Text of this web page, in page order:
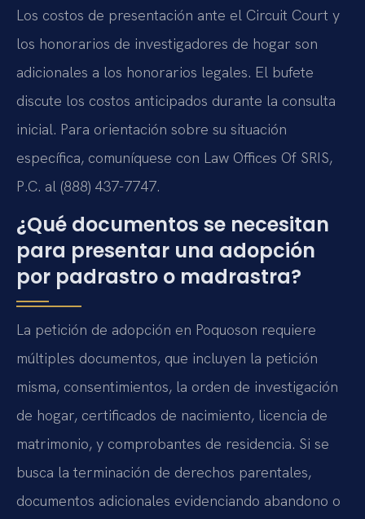
Los costos de presentación ante el Circuit Court y
los honorarios de investigadores de hogar son
adicionales a los honorarios legales. El bufete
discute los costos anticipados durante la consulta
inicial. Para orientación sobre su situación
específica, comuníquese con Law Offices Of SRIS,
P.C. al (888) 437-7747.
¿Qué documentos se necesitan
para presentar una adopción
por padrastro o madrastra?
La petición de adopción en Poquoson requiere
múltiples documentos, que incluyen la petición
misma, consentimientos, la orden de investigación
de hogar, certificados de nacimiento, licencia de
matrimonio, y comprobantes de residencia. Si se
busca la terminación de derechos parentales,
documentos adicionales evidenciando abandono o